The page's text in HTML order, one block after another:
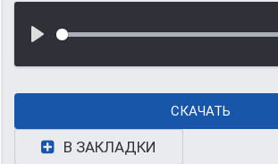
СКАЧАТЬ
В ЗАКЛАДКИ